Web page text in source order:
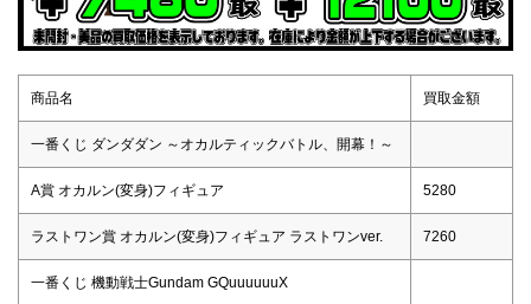
商品名 買取金額
一番くじ ダンダダン ～オカルティックバトル、開幕！～
A賞 オカルン(変身)フィギュア 5280
ラストワン賞 オカルン(変身)フィギュア ラストワンver. 7260
一番くじ 機動戦士Gundam GQuuuuuuX